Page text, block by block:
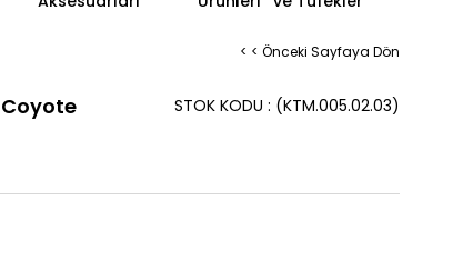
< < Önceki Sayfaya Dön
(KTM.005.02.03)
STOK KODU